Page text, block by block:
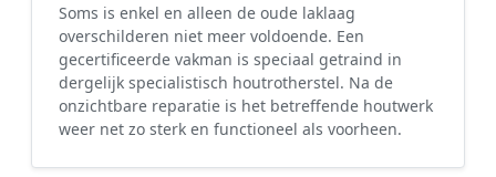
Soms is enkel en alleen de oude laklaag
overschilderen niet meer voldoende. Een
gecertificeerde vakman is speciaal getraind in
dergelijk specialistisch houtrotherstel. Na de
onzichtbare reparatie is het betreffende houtwerk
weer net zo sterk en functioneel als voorheen.